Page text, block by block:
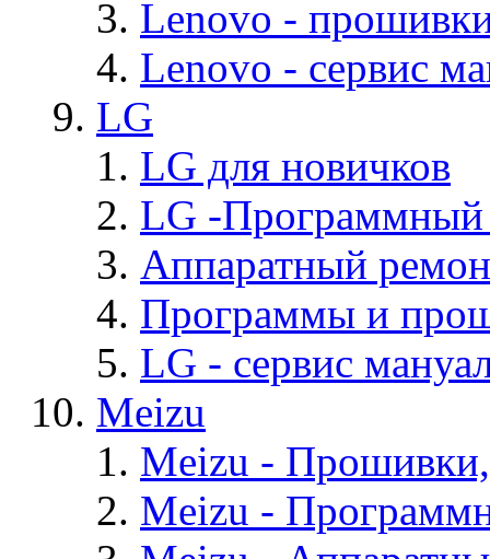
Lenovo -
Lenovo - cервис
LG
LG для новичков
LG -Программный
Аппаратный
Программы и
LG - cервис
Meizu
Meizu -
Meizu -